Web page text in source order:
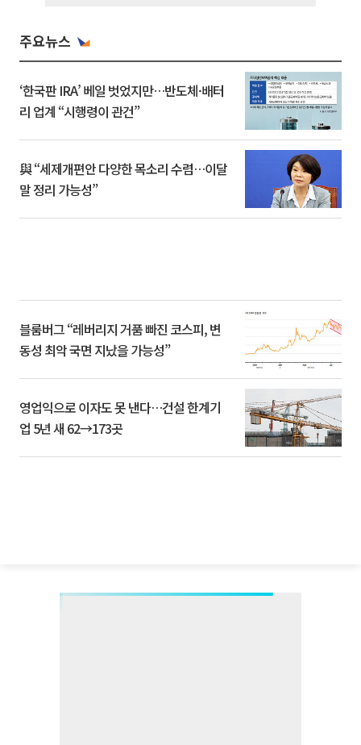
주요뉴스
‘한국판 IRA’ 베일 벗었지만…반도체·배터
리 업계 “시행령이 관건”
與 “세제개편안 다양한 목소리 수렴…이달
말 정리 가능성”
블룸버그 “레버리지 거품 빠진 코스피, 변
동성 최악 국면 지났을 가능성”
영업익으로 이자도 못 낸다…건설 한계기
업 5년 새 62→173곳